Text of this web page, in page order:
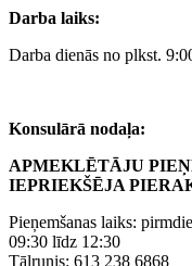
Darba laiks:
Darba dienās no plkst.
Konsulārā nodaļa:
APMEKLĒTĀJU
IEPRIEKŠĒJA
Pieņemšanas laiks:
09:30 līdz 12:30
Tālrunis: 613 238 6868